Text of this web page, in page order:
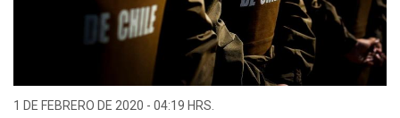
1 DE FEBRERO DE 2020 - 04:19 HRS.